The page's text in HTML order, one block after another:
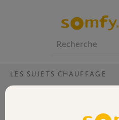
Volet
LES SUJETS CHAUFFAGE
Impossibilité d'ajouter
thermostatiques suite